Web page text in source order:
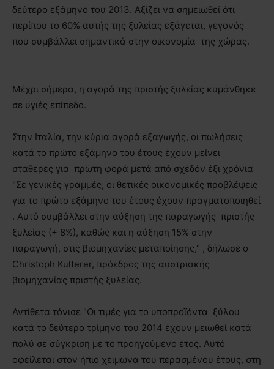
δεύτερο εξάμηνο του 2013. Αξίζει να σημειωθεί ότι
περίπου το 60% αυτής της ξυλείας εξάγεται, γεγονός
που συμβάλλει σημαντικά στην οικονομία της χώρας.
Μέχρι σήμερα, η αγορά της πριστής ξυλείας κυμάνθηκε
σε υγιές επίπεδο.
Στην Ιταλία, την κύρια αγορά εξαγωγής, οι πωλήσεις
κατά το πρώτο εξάμηνο του έτους έχουν μείνει
σταθερές για πρώτη φορά μετά από σχεδόν έξι χρόνια
"Σε γενικές γραμμές, οι θετικές οικονομικές προβλέψεις
για το πρώτο εξάμηνο του έτους έχουν πραγματοποιηθεί
. Αυτό συμβάλλει στην αύξηση της παραγωγής πριστής
ξυλείας (+ 8%), καθώς και η αύξηση 15% στην
παραγωγή, στις βιομηχανίες μεταποίησης," , δήλωσε ο
Christoph Kulterer, πρόεδρος της αυστριακής
βιομηχανίας πριστής ξυλείας.
Αντίθετα τόνισε "Οι τιμές για το υποπροϊόντα ξύλου
κατά το δεύτερο τρίμηνο του 2014 έχουν μειωθεί κατά
πολύ σε σύγκριση με το προηγούμενο έτος. Αυτό
οφείλεται στον ήπιο χειμώνα του περασμένου έτους, στη